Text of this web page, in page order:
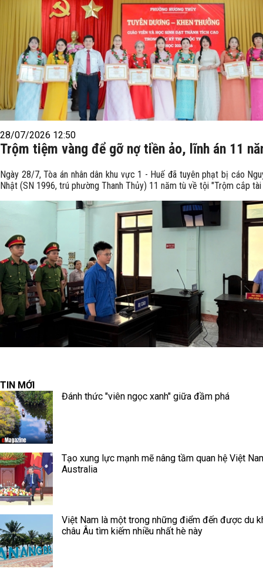
28/07/2026 12:50
Trộm tiệm vàng để gỡ nợ tiền ảo, lĩnh án 11
Ngày 28/7, Tòa án nhân dân khu vực 1 - Huế đã tuyên phạt bị cáo
Nhật (SN 1996, trú phường Thanh Thủy) 11 năm tù về tội "Trộm cắp tài
TIN MỚI
Đánh thức "viên ngọc xanh" giữa đầm phá
Tạo xung lực mạnh mẽ nâng tầm quan hệ Việt
Australia
Việt Nam là một trong những điểm đến được du
châu Âu tìm kiếm nhiều nhất hè này